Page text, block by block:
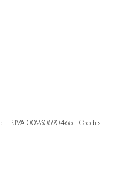
- P.IVA 00230590465 - Credits -